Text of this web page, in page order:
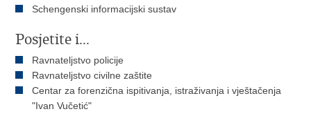
Schengenski informacijski sustav
Posjetite i...
Ravnateljstvo policije
Ravnateljstvo civilne zaštite
Centar za forenzična ispitivanja, istraživanja i vještačenja
"Ivan Vučetić"